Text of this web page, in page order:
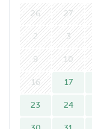
26 27
2 3
9 10
16 17
23 24